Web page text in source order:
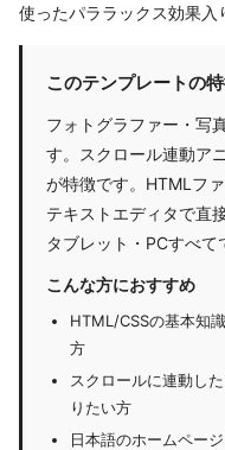
使ったパララックス効果入
このテンプレートの
フォトグラファー・写
す。スクロール連動ア
が特徴です。HTMLフ
テキストエディタで直
タブレット・PCすべて
こんな方におすすめ
HTML/CSSの基本知
方
スクロールに連動し
りたい方
日本語のホームペー